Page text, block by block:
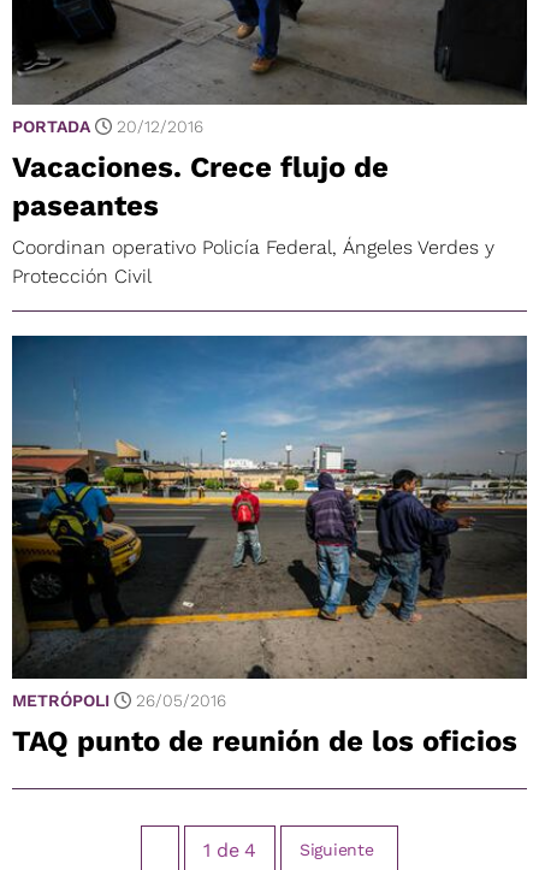
PORTADA 20/12/2016
Vacaciones. Crece flujo de
paseantes
Coordinan operativo Policía Federal, Ángeles Verdes y
Protección Civil
METRÓPOLI 26/05/2016
TAQ punto de reunión de los oficios
1 de4 Siguiente